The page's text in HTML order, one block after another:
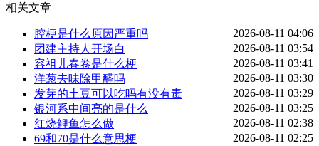
相关文章
腔梗是什么原因严重吗
2026-08-11 04:06
团建主持人开场白
2026-08-11 03:54
容祖儿春卷是什么梗
2026-08-11 03:41
洋葱去味除甲醛吗
2026-08-11 03:30
发芽的土豆可以吃吗有没有毒
2026-08-11 03:29
银河系中间亮的是什么
2026-08-11 03:25
红烧鲤鱼怎么做
2026-08-11 02:38
69和70是什么意思梗
2026-08-11 02:25